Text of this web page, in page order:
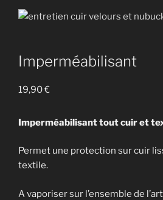
Imperméabilisant
19,90€
Imperméabilisant tout cuir et
Permet une protection sur cuir
textile.
A vaporiser sur l’ensemble de